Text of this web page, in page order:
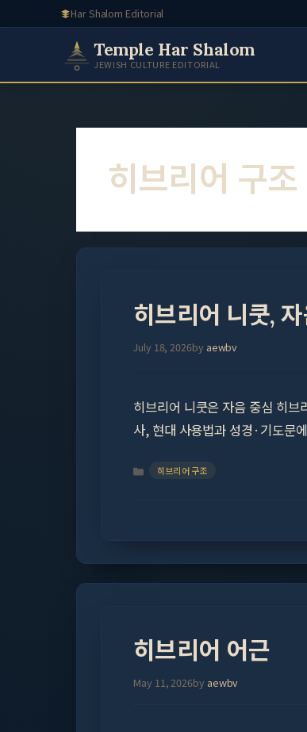
to
Har Shalom Editorial
Temple Har Shalom
JEWISH CULTURE EDITORIAL
히브리어 구조
히브리어 니쿳,
July 18, 2026by aewbv
히브리어 니쿳은 자음 중심 히
사, 현대 사용법과 성경·기도문
Categories히브리어 구조
히브리어 어근
May 11, 2026by aewbv